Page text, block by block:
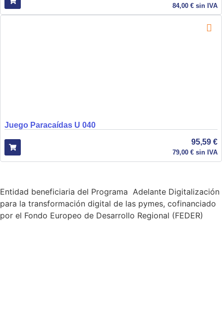
84,00 € sin IVA
Juego Paracaídas U 040
95,59 €
79,00 € sin IVA
Entidad beneficiaria del Programa Adelante Digitalización
para la transformación digital de las pymes, cofinanciado
por el Fondo Europeo de Desarrollo Regional (FEDER)